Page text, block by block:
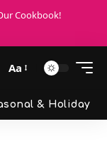
Cookbook!
Aa
& Holiday